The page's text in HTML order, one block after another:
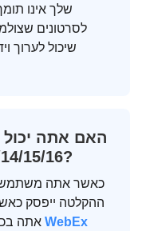
שלך אינו
לסרטונים
האם אתה יכול
12/13/14/15/16 כשהמסך כבוי?
כאשר אתה משתמש
ההקלטה ייפסק
אתה להקליט פגישת WebEx